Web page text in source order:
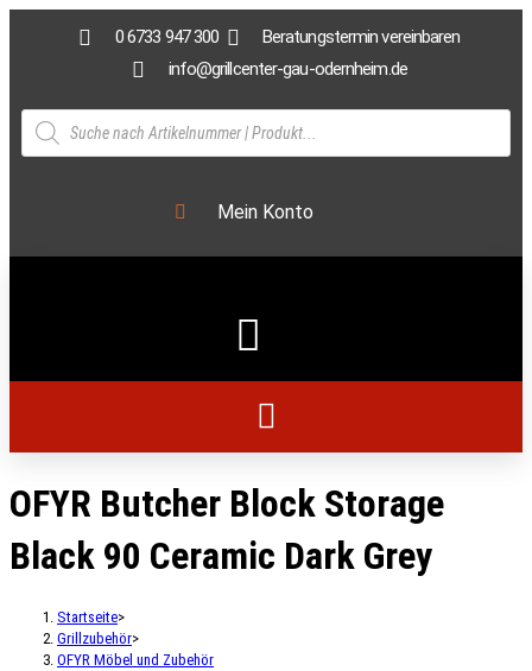
0 6733 947 300
Beratungstermin vereinbaren
info@grillcenter-gau-odernheim.de
Mein Konto
OFYR Butcher Block Storage
Black 90 Ceramic Dark Grey
Startseite>
Grillzubehör>
OFYR Möbel und Zubehör